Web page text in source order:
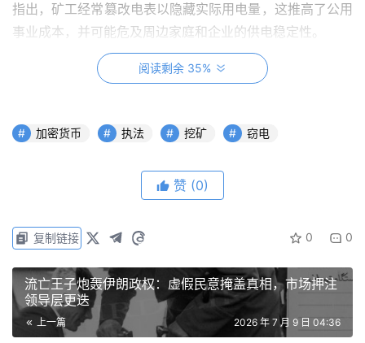
指出，矿工经常篡改电表以隐藏实际用电量，这推高了公用
事业成本，并可能危及周边家庭和企业的供电稳定性。
他还回应了此前关于霹雳州曼绒县突击行动的指控，称调查
TNB表示，2018年至2024年间，与加密货币挖矿相关的窃
Cryptopolitan 2025年11月报道，TNB称2020年至2025
年8月期间，约14000个地点的矿工非法用电造成公司损失
超过46亿林吉特（约11亿美元）。
Shamsul指出，这与警方此前认定的驱动力相同——对数字
阅读剩余 35%
加密货币 执法 挖矿 窃电
赞 (0)
0 0
复制链接
流亡王子炮轰伊朗政权：虚假民意掩盖真相，市场押注
领导层更迭
上一篇 2026 年 7 月 9 日 04:36